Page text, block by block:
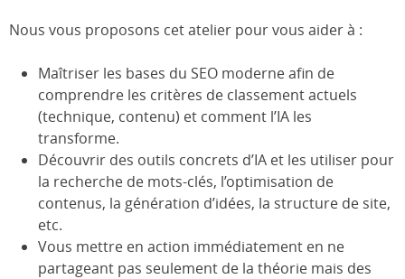
Nous vous proposons cet atelier pour vous aider à :
Maîtriser les bases du SEO moderne afin de
comprendre les critères de classement actuels
(technique, contenu) et comment l’IA les
transforme.
Découvrir des outils concrets d’IA et les utiliser pour
la recherche de mots-clés, l’optimisation de
contenus, la génération d’idées, la structure de site,
etc.
Vous mettre en action immédiatement en ne
partageant pas seulement de la théorie mais des